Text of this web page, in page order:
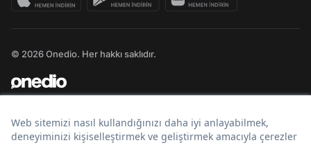
© 2026 Onedio. Her hakkı saklıdır.
Bir markasıdır.